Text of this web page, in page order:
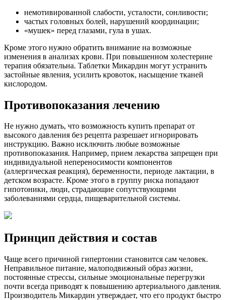
немотивированной слабости, усталости, сонливости;
частых головных болей, нарушений координации;
«мушек» перед глазами, гула в ушах.
Кроме этого нужно обратить внимание на возможные
изменения в анализах крови. При повышенном холестерине
терапия обязательна. Таблетки Микардин могут устранить
застойные явления, усилить кровоток, насыщение тканей
кислородом.
Противопоказания лечению
Не нужно думать, что возможность купить препарат от
высокого давления без рецепта разрешает игнорировать
инструкцию. Важно исключить любые возможные
противопоказания. Например, прием лекарства запрещен при
индивидуальной непереносимости компонентов
(аллергическая реакция), беременности, периоде лактации, в
детском возрасте. Кроме этого в группу риска попадают
гипотоники, люди, страдающие сопутствующими
заболеваниями сердца, пищеварительной системы.
Принцип действия и состав
Чаще всего причиной гипертонии становится сам человек.
Неправильное питание, малоподвижный образ жизни,
постоянные стрессы, сильные эмоциональные перегрузки
почти всегда приводят к повышению артериального давления.
Производитель Микардин утверждает, что его продукт быстро